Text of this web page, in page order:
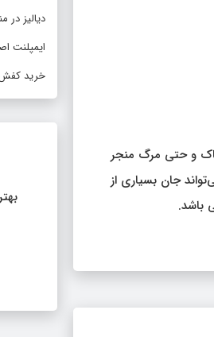
و حتی مرگ منجر
جان بسیاری از
باشد.
دیالیز در
ایمپلنت
خرید کفش